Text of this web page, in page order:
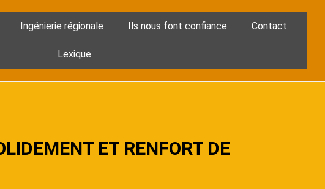
Ingénierie régionale Ils nous font confiance Contact
Lexique
ET RENFORT DE